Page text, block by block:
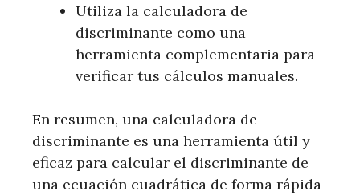
Utiliza la calculadora de
discriminante como una
herramienta complementaria para
verificar tus cálculos manuales.
En resumen, una calculadora de
discriminante es una herramienta útil y
eficaz para calcular el discriminante de
una ecuación cuadrática de forma rápida